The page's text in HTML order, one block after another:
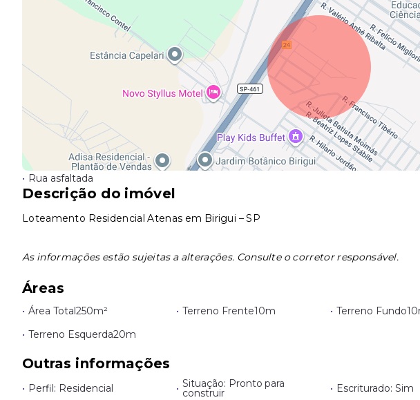
• Rua asfaltada
Descrição do imóvel
Loteamento Residencial Atenas em Birigui – SP
As informações estão sujeitas a alterações. Consulte o corretor responsável.
Áreas
• Área Total250m² • Terreno Frente10m • Terreno Fundo
• Terreno Esquerda20m
Outras informações
• Perfil: Residencial • Situação: Pronto para
construir • Escriturado: Sim